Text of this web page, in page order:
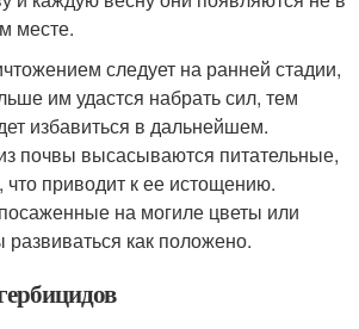
месте.
следует на ранней стадии,
им удастся набрать сил, тем
избавиться в дальнейшем.
почвы высасываются питательные,
приводит к ее истощению.
на могиле цветы или
как положено.